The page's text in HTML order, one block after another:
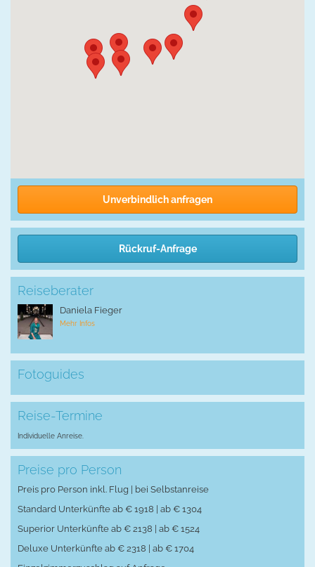
Unverbindlich anfragen
Rückruf-Anfrage
Reiseberater
Daniela Fieger
Mehr Infos
Fotoguides
Reise-Termine
Individuelle Anreise.
Preise pro Person
Preis pro Person inkl. Flug | bei Selbstanreise
Standard Unterkünfte ab € 1918 | ab € 1304
Superior Unterkünfte ab € 2138 | ab € 1524
Deluxe Unterkünfte ab € 2318 | ab € 1704